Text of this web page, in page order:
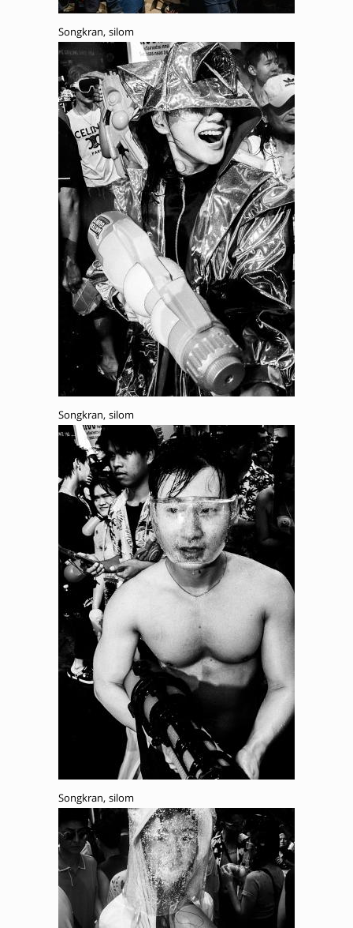
Songkran, silom
Songkran, silom
Songkran, silom